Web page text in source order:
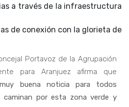
a través de la infraestructura
de conexión con la glorieta de
Portavoz de la Agrupación
para Aranjuez afirma que
buena noticia para todos
caminan por esta zona verde y